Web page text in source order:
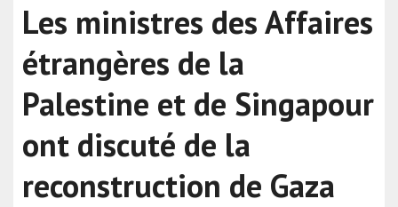
Les ministres des Affaires
étrangères de la
Palestine et de Singapour
ont discuté de la
reconstruction de Gaza